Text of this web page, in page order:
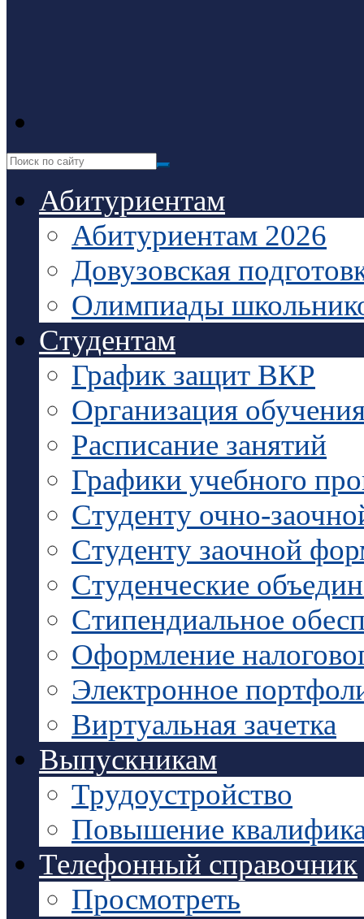
Абитуриентам
Абитуриентам 2026
Довузовская
Олимпиады
Студентам
График защит ВКР
Организация
Расписание занятий
Графики учебного
Студенту очно-
Студенту заочной
Студенческие
Стипендиальное
Оформление
Электронное
Виртуальная зачетка
Выпускникам
Трудоустройство
Повышение
Телефонный справочник
Просмотреть